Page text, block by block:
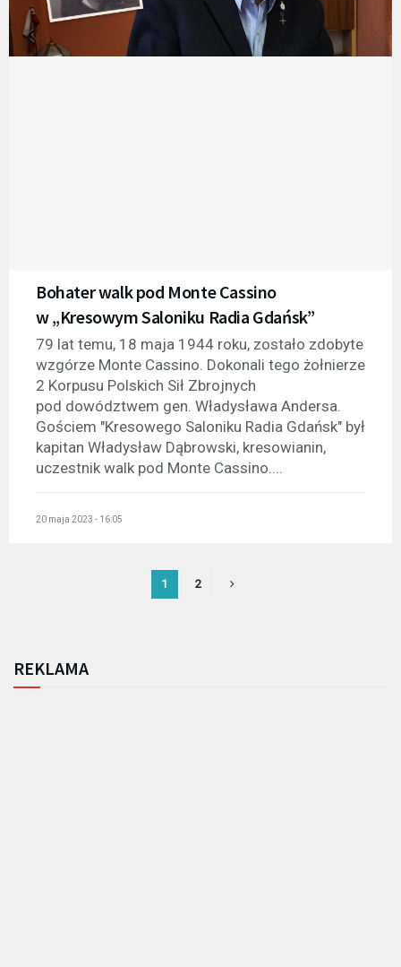
Bohater walk pod Monte Cassino
w „Kresowym Saloniku Radia Gdańsk”
79 lat temu, 18 maja 1944 roku, zostało zdobyte
wzgórze Monte Cassino. Dokonali tego żołnierze
2 Korpusu Polskich Sił Zbrojnych
pod dowództwem gen. Władysława Andersa.
Gościem "Kresowego Saloniku Radia Gdańsk" był
kapitan Władysław Dąbrowski, kresowianin,
uczestnik walk pod Monte Cassino....
20 maja 2023 - 16:05
1 2
REKLAMA